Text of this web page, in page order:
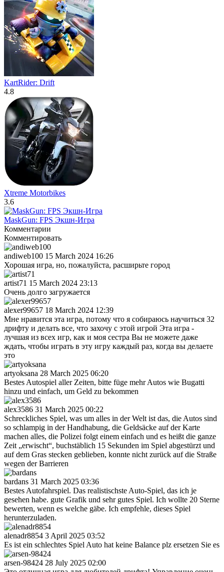
KartRider: Drift
4.8
Xtreme Motorbikes
3.6
MaskGun: FPS Экшн-Игра
Комментарии
Комментировать
andiweb100 15 March 2024 16:26
Хорошая игра, но, пожалуйста, расширьте город
artist71 15 March 2024 23:13
Очень долго загружается
alexer99657 18 March 2024 12:39
Мне нравится эта игра, потому что я собираюсь научиться 32
дрифту и делать все, что захочу с этой игрой Эта игра -
лучшая из всех игр, как и моя сестра Вы не можете даже
ждать, чтобы играть в эту игру каждый раз, когда вы делаете
это
artyoksana 28 March 2025 06:20
Bestes Autospiel aller Zeiten, bitte füge mehr Autos wie Bugatti
hinzu und einfach, um Geld zu bekommen
alex3586 31 March 2025 00:22
Schreckliches Spiel, was um alles in der Welt ist das, die Autos sind
so schlampig in der Handhabung, die Geldsäcke auf der Karte
machen alles, die Polizei folgt einem einfach und es heißt die ganze
Zeit „erwischt“, buchstäblich 15 Sekunden im Spiel abgestürzt und
auf dem Gras stecken geblieben, konnte nicht zurück auf die Straße
wegen der Barrieren
bardans 31 March 2025 03:36
Bestes Autofahrspiel. Das realistischste Auto-Spiel, das ich je
gesehen habe. gute Grafik und sehr gutes Spiel. Ich wollte 20 Sterne
bewerten, wenn es welche gäbe. Ich empfehle, dieses Spiel
herunterzuladen.
alenadr8854 3 April 2025 03:52
Es ist ein schlechtes Spiel Auto hat keine Balance plz ersetzen Sie es
arsen-98424 28 July 2025 02:00